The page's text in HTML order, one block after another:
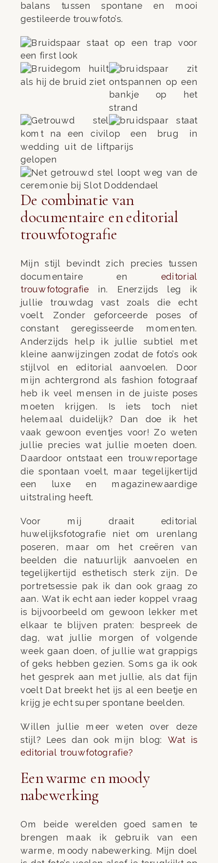
balans tussen spontane en mooi
gestileerde trouwfoto’s.
De combinatie van
documentaire en editorial
trouwfotografie
Mijn stijl bevindt zich precies tussen
documentaire en editorial
trouwfotografie in. Enerzijds leg ik
jullie trouwdag vast zoals die echt
voelt. Zonder geforceerde poses of
constant geregisseerde momenten.
Anderzijds help ik jullie subtiel met
kleine aanwijzingen zodat de foto’s ook
stijlvol en editorial aanvoelen. Door
mijn achtergrond als fashion fotograaf
heb ik veel mensen in de juiste poses
moeten krijgen. Is iets toch niet
helemaal duidelijk? Dan doe ik het
vaak gewoon eventjes voor! Zo weten
jullie precies wat jullie moeten doen.
Daardoor ontstaat een trouwreportage
die spontaan voelt, maar tegelijkertijd
een luxe en magazinewaardige
uitstraling heeft.
Voor mij draait editorial
huwelijksfotografie niet om urenlang
poseren, maar om het creëren van
beelden die natuurlijk aanvoelen en
tegelijkertijd esthetisch sterk zijn. De
portretsessie pak ik dan ook graag zo
aan. Wat ik echt aan ieder koppel vraag
is bijvoorbeeld om gewoon lekker met
elkaar te blijven praten: bespreek de
dag, wat jullie morgen of volgende
week gaan doen, of jullie wat grappigs
of geks hebben gezien. Soms ga ik ook
het gesprek aan met jullie, als dat fijn
voelt Dat breekt het ijs al een beetje en
krijg je echt super spontane beelden.
Willen jullie meer weten over deze
stijl? Lees dan ook mijn blog: Wat is
editorial trouwfotografie?
Een warme en moody
nabewerking
Om beide werelden goed samen te
brengen maak ik gebruik van een
warme, moody nabewerking. Mijn doel